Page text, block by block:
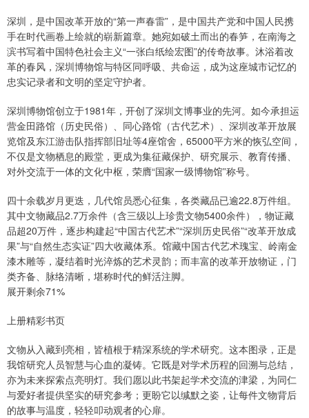
深圳，是中国改革开放的“第一声春雷”，是中国共产党和中国人民携
手在时代画卷上绘就的崭新篇章。她宛如破土而出的春笋，在南海之
滨书写着中国特色社会主义“一张白纸绘宏图”的传奇故事。沐浴着改
革的春风，深圳博物馆与特区同呼吸、共命运，成为这座城市记忆的
忠实记录者和文明的坚定守护者。
深圳博物馆创立于1981年，开创了深圳文博事业的先河。如今承担运
营金田路馆（历史民俗）、同心路馆（古代艺术）、深圳改革开放展
览馆及东江游击队指挥部旧址等4座馆舍，65000平方米的恢弘空间，
不仅是文物栖息的殿堂，更成为集征藏保护、研究展示、教育传播、
对外交流于一体的文化中枢，荣膺“国家一级博物馆”称号。
四十余载岁月更迭，几代馆员悉心征集，各类藏品已逾22.8万件组。
其中文物藏品2.7万余件（含三级以上珍贵文物5400余件），物证藏
品超20万件，逐步构建起“中国古代艺术”“深圳历史民俗”“改革开放成
果”与“自然生态实证”四大收藏体系。馆藏中国古代艺术瑰宝、岭南金
漆木雕等，凝结着时光淬炼的艺术灵韵；而丰富的改革开放物证，门
类齐备、脉络清晰，堪称时代的鲜活注脚。
展开剩余71%
上册精彩书页
文物从入藏到亮相，皆植根于精深系统的学术研究。这本图录，正是
我馆研究人员智慧与心血的凝铸。它既是对学术历程的回溯与总结，
亦为未来探索点亮明灯。我们愿以此书架起学术交流的津梁，为同仁
与爱好者提供坚实的研究参考；更盼它以缄默之姿，让每件文物背后
的故事与温度，轻轻叩动观者的心扉。